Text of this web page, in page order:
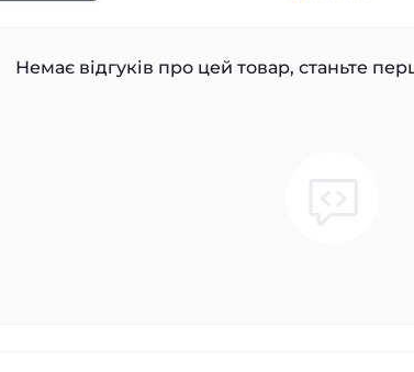
Немає відгуків про цей товар, станьте